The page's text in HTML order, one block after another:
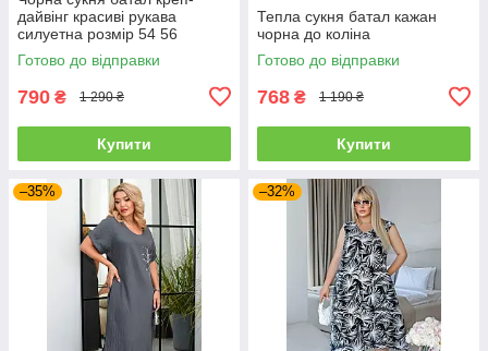
дайвінг красиві рукава
силуетна розмір 54 56
Готово до відправки
790 ₴ 1 290 ₴
Купити
Тепла сукня батал кажан
чорна до коліна
Готово до відправки
768 ₴ 1 190 ₴
Купити
–35% –32%